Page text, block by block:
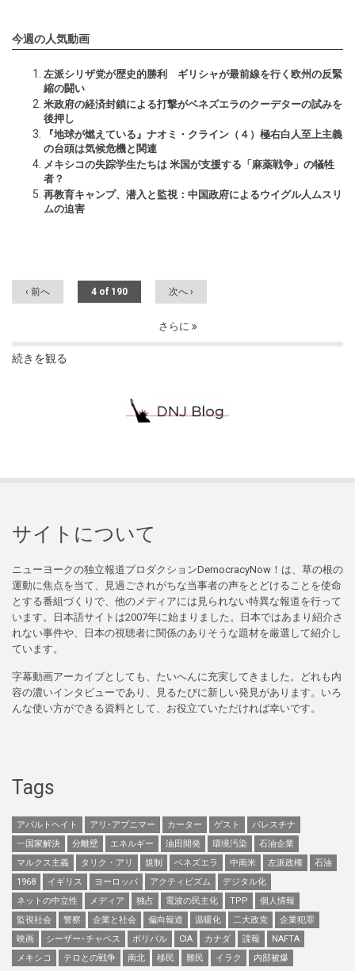
今週の人気動画
左派シリザ党が歴史的勝利 ギリシャが最前線を行く欧州の反緊
縮の闘い
米政府の経済封鎖による打撃がベネズエラのクーデターの試みを
後押し
『地球が燃えている』ナオミ・クライン（４）極右白人至上主義
の台頭は気候危機と関連
メキシコの失踪学生たちは 米国が支援する「麻薬戦争」の犠牲
者？
再教育キャンプ、潜入と監視：中国政府によるウイグル人ムスリ
ムの迫害
‹ 前へ 4 of 190 次へ ›
さらに
続きを観る
サイトについて
ニューヨークの独立報道プロダクションDemocracyNow！は、草の根の
運動に焦点を当て、見過ごされがちな当事者の声をとどけることを使命
とする番組づくりで、他のメディアには見られない特異な報道を行って
います。日本語サイトは2007年に始まりました。日本ではあまり紹介さ
れない事件や、日本の視聴者に関係のありそうな題材を厳選して紹介し
ています。
字幕動画アーカイブとしても、たいへんに充実してきました。どれも内
容の濃いインタビューであり、見るたびに新しい発見があります。いろ
んな使い方ができる資料として、お役立ていただければ幸いです。
Tags
アパルトヘイト アリ･アブニマー カーター ゲスト
パレスチナ
一国家解決
分離壁 エネルギー 油田開発 環境汚染
石油企業
マルクス主義
タリク・アリ 規制 ベネズエラ 中南米 左派政権
石油
1968
イギリス ヨーロッパ アクティビズム
デジタル化
ネットの中立性
メディア 独占 電波の民主化 TPP
個人情報
監視社会
警察 企業と社会 偏向報道 温暖化 二大政党
企業犯罪
映画
シーザー･チャベス ボリバル CIA カナダ 諜報
NAFTA
メキシコ
テロとの戦争 南北 移民 難民 イラク 内部被爆